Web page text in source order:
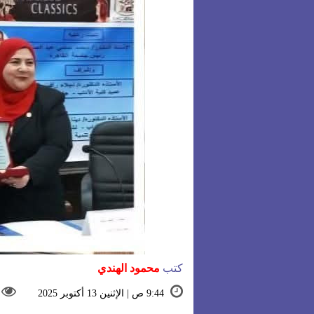
كتب محمود الهندي
9:44 ص | الإثنين 13 أكتوبر 2025